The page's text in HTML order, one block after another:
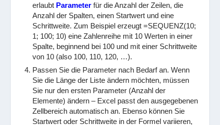
erlaubt Parameter für die Anzahl der Zeilen, die
Anzahl der Spalten, einen Startwert und eine
Schrittweite. Zum Beispiel erzeugt=SEQUENZ(10;
1; 100; 10) eine Zahlenreihe mit 10 Werten in einer
Spalte, beginnend bei 100 und mit einer Schrittweite
von 10 (also 100, 110, 120, …).
Passen Sie die Parameter nach Bedarf an. Wenn
Sie die Länge der Liste ändern möchten, müssen
Sie nur den ersten Parameter (Anzahl der
Elemente) ändern – Excel passt den ausgegebenen
Zellbereich automatisch an. Ebenso können Sie
Startwert oder Schrittweite in der Formel variieren,